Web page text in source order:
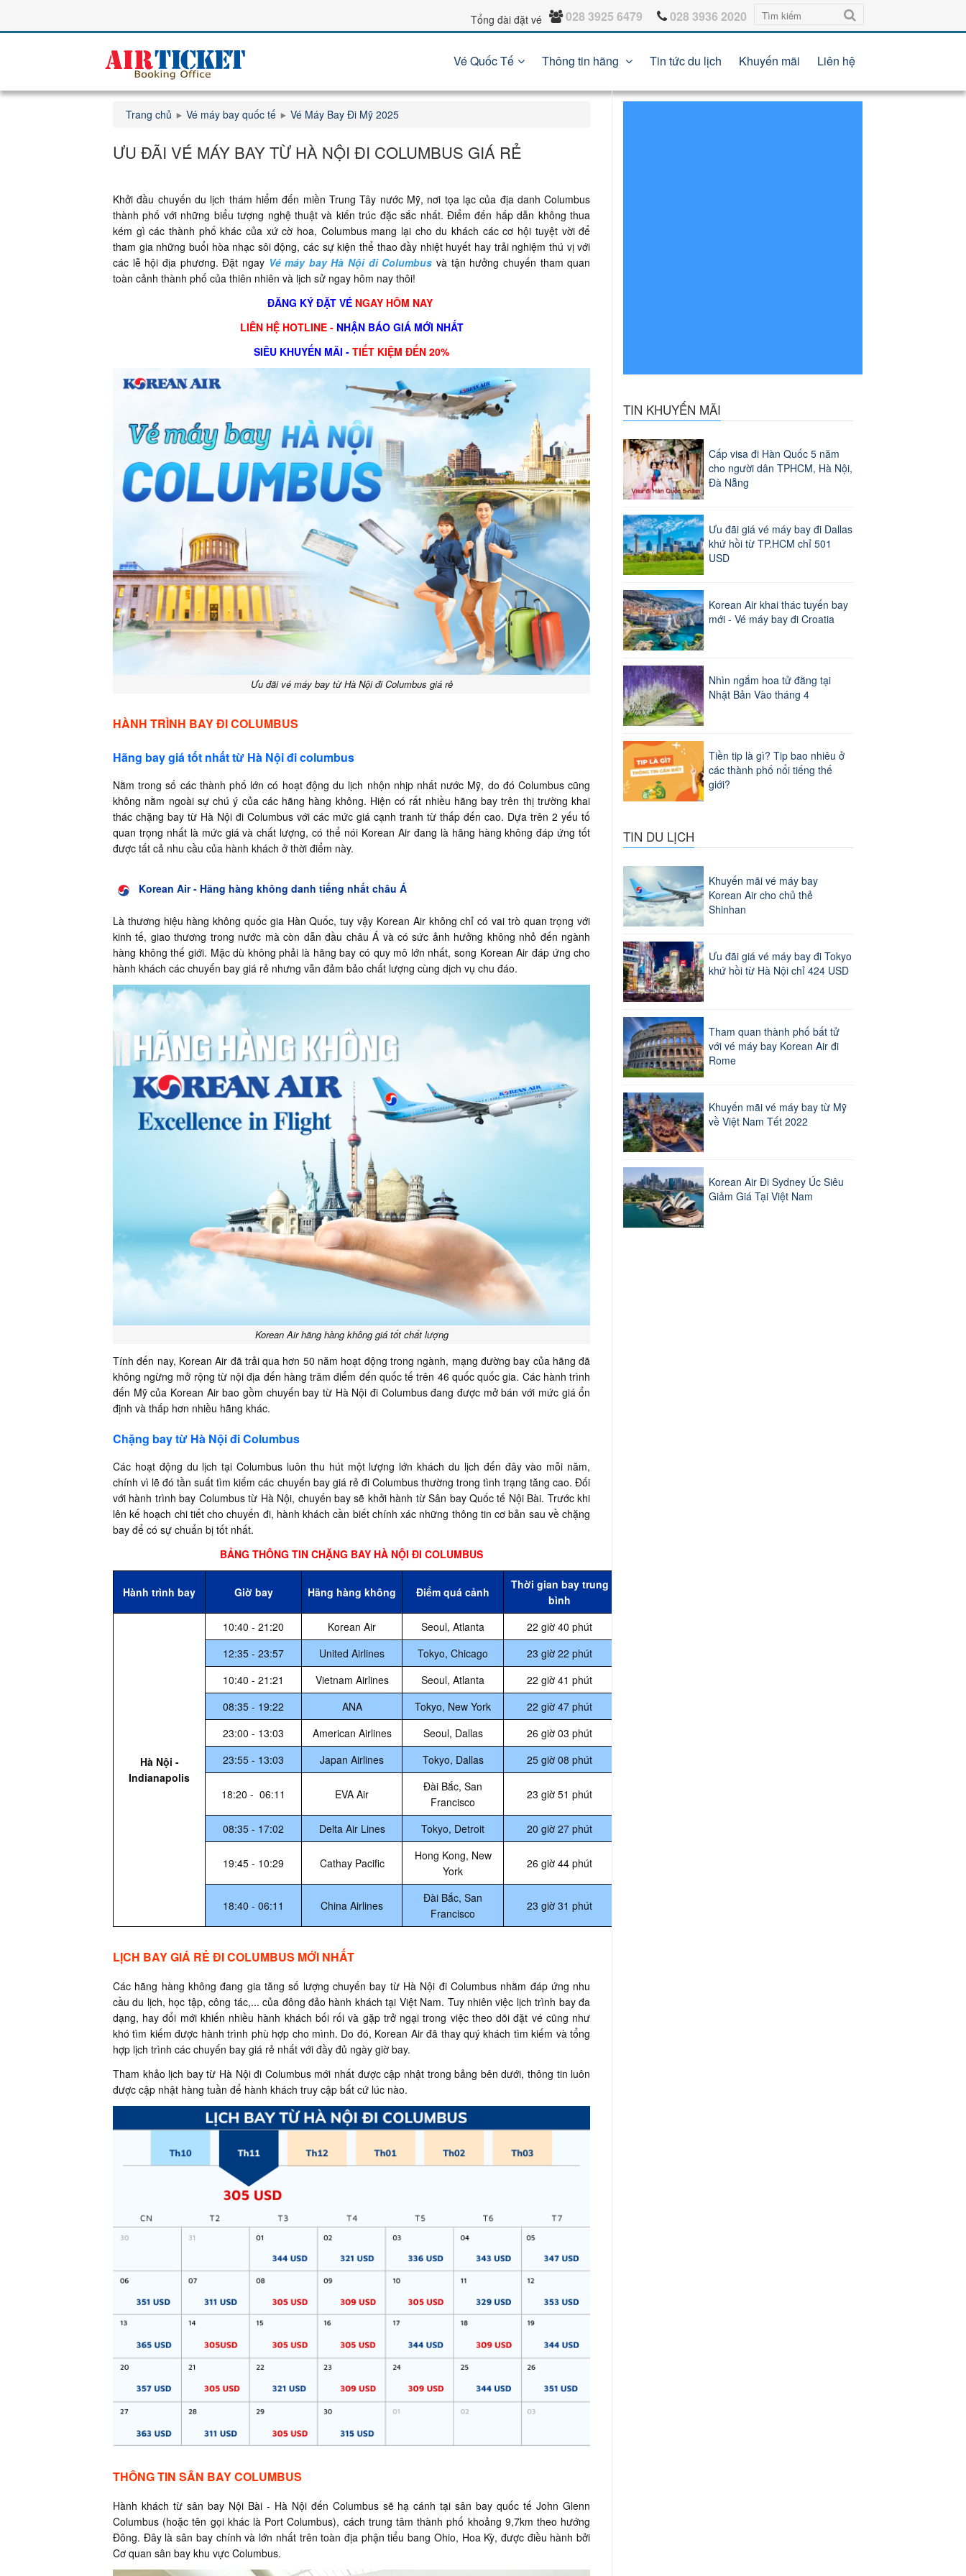
Tổng đài đặt vé 028 3925 6479 028 3936 2020
Vé Quốc Tế Thông tin hãng Tin tức du lịch Khuyến mãi Liên hệ
Trang chủ Vé máy bay quốc tế Vé Máy Bay Đi Mỹ 2025
ƯU ĐÃI VÉ MÁY BAY TỪ HÀ NỘI ĐI COLUMBUS GIÁ RẺ
Khởi đầu chuyến du lịch thám hiểm đến miền Trung Tây nước Mỹ, nơi tọa lạc của địa danh Columbus
thành phố với những biểu tượng nghệ thuật và kiến ​​trúc đặc sắc nhất. Điểm đến hấp dẫn không thua
kém gì các thành phố khác của xứ cờ hoa, Columbus mang lại cho du khách các cơ hội tuyệt vời để
tham gia những buổi hòa nhạc sôi động, các sự kiện thể thao đầy nhiệt huyết hay trải nghiệm thú vị với
các lễ hội địa phương. Đặt ngay Vé máy bay Hà Nội đi Columbus và tận hưởng chuyến tham quan
toàn cảnh thành phố của thiên nhiên và lịch sử ngay hôm nay thôi!
ĐĂNG KÝ ĐẶT VÉ NGAY HÔM NAY
LIÊN HỆ HOTLINE - NHẬN BÁO GIÁ MỚI NHẤT
SIÊU KHUYẾN MÃI -TIẾT KIỆM ĐẾN 20%
Ưu đãi vé máy bay từ Hà Nội đi Columbus giá rẻ
HÀNH TRÌNH BAY ĐI COLUMBUS
Hãng bay giá tốt nhất từ Hà Nội đi columbus
Nằm trong số các thành phố lớn có hoạt động du lịch nhộn nhịp nhất nước Mỹ, do đó Columbus cũng
không nằm ngoài sự chú ý của các hãng hàng không. Hiện có rất nhiều hãng bay trên thị trường khai
thác chặng bay từ Hà Nội đi Columbus với các mức giá cạnh tranh từ thấp đến cao. Dựa trên 2 yếu tố
quan trọng nhất là mức giá và chất lượng, có thể nói Korean Air đang là hãng hàng không đáp ứng tốt
được tất cả nhu cầu của hành khách ở thời điểm này.
Korean Air - Hãng hàng không danh tiếng nhất châu Á
Là thương hiệu hàng không quốc gia Hàn Quốc, tuy vậy Korean Air không chỉ có vai trò quan trọng với
kinh tế, giao thương trong nước mà còn dẫn đầu châu Á và có sức ảnh hưởng không nhỏ đến ngành
hàng không thế giới. Mặc dù không phải là hãng bay có quy mô lớn nhất, song Korean Air đáp ứng cho
hành khách các chuyến bay giá rẻ nhưng vẫn đảm bảo chất lượng cùng dịch vụ chu đáo.
Korean Air hãng hàng không giá tốt chất lượng
Tính đến nay, Korean Air đã trải qua hơn 50 năm hoạt động trong ngành, mạng đường bay của hãng đã
không ngừng mở rộng từ nội địa đến hàng trăm điểm đến quốc tế trên 46 quốc quốc gia. Các hành trình
đến Mỹ của Korean Air bao gồm chuyến bay từ Hà Nội đi Columbus đang được mở bán với mức giá ổn
định và thấp hơn nhiều hãng khác.
Chặng bay từ Hà Nội đi Columbus
Các hoạt động du lịch tại Columbus luôn thu hút một lượng lớn khách du lịch đến đây vào mỗi năm,
chính vì lẽ đó tần suất tìm kiếm các chuyến bay giá rẻ đi Columbus thường trong tình trạng tăng cao. Đối
với hành trình bay Columbus từ Hà Nội, chuyến bay sẽ khởi hành từ Sân bay Quốc tế Nội Bài. Trước khi
lên kế hoạch chi tiết cho chuyến đi, hành khách cần biết chính xác những thông tin cơ bản sau về chặng
bay để có sự chuẩn bị tốt nhất.
BẢNG THÔNG TIN CHẶNG BAY HÀ NỘI ĐI COLUMBUS
Hành trình bay Giờ bay Hãng hàng không Điểm quá cảnh
Thời gian bay trung
bình
Hà Nội -
Indianapolis
10:40 - 21:20 Korean Air Seoul, Atlanta
22 giờ 40 phút
12:35 - 23:57
United Airlines Tokyo, Chicago
23 giờ 22 phút
10:40 - 21:21
Vietnam Airlines Seoul, Atlanta
22 giờ 41 phút
08:35 - 19:22
ANA Tokyo, New York
22 giờ 47 phút
23:00 - 13:03
American Airlines Seoul, Dallas
26 giờ 03 phút
23:55 - 13:03
Japan Airlines Tokyo, Dallas 25 giờ 08 phút
18:20 - 06:11 EVA Air
Đài Bắc, San
Francisco
23 giờ 51 phút
08:35 - 17:02 Delta Air Lines Tokyo, Detroit 20 giờ 27 phút
19:45 - 10:29 Cathay Pacific
Hong Kong, New
York
26 giờ 44 phút
18:40 - 06:11 China Airlines
Đài Bắc, San
Francisco
23 giờ 31 phút
LỊCH BAY GIÁ RẺ ĐI COLUMBUS MỚI NHẤT
Các hãng hàng không đang gia tăng số lượng chuyến bay từ Hà Nội đi Columbus nhằm đáp ứng nhu
cầu du lịch, học tập, công tác,... của đông đảo hành khách tại Việt Nam. Tuy nhiên việc lịch trình bay đa
dạng, hay đổi mới khiến nhiều hành khách bối rối và gặp trở ngại trong việc theo dõi đặt vé cũng như
khó tìm kiếm được hành trình phù hợp cho mình. Do đó, Korean Air đã thay quý khách tìm kiếm và tổng
hợp lịch trình các chuyến bay giá rẻ nhất với đầy đủ ngày giờ bay.
Tham khảo lịch bay từ Hà Nội đi Columbus mới nhất được cập nhật trong bảng bên dưới, thông tin luôn
được cập nhật hàng tuần để hành khách truy cập bất cứ lúc nào.
THÔNG TIN SÂN BAY COLUMBUS
Hành khách từ sân bay Nội Bài - Hà Nội đến Columbus sẽ hạ cánh tại sân bay quốc tế John Glenn
Columbus (hoặc tên gọi khác là Port Columbus), cách trung tâm thành phố khoảng 9,7km theo hướng
Đông. Đây là sân bay chính và lớn nhất trên toàn địa phận tiểu bang Ohio, Hoa Kỳ, được điều hành bởi
Cơ quan sân bay khu vực Columbus.
TIN KHUYẾN MÃI
Cấp visa đi Hàn Quốc 5 năm
cho người dân TPHCM, Hà Nội,
Đà Nẵng
Ưu đãi giá vé máy bay đi Dallas
khứ hồi từ TP.HCM chỉ 501
USD
Korean Air khai thác tuyến bay
mới - Vé máy bay đi Croatia
Nhìn ngắm hoa tử đằng tại
Nhật Bản Vào tháng 4
Tiền tip là gì? Tip bao nhiêu ở
các thành phố nổi tiếng thế
giới?
TIN DU LỊCH
Khuyến mãi vé máy bay
Korean Air cho chủ thẻ
Shinhan
Ưu đãi giá vé máy bay đi Tokyo
khứ hồi từ Hà Nội chỉ 424 USD
Tham quan thành phố bất tử
với vé máy bay Korean Air đi
Rome
Khuyến mãi vé máy bay từ Mỹ
về Việt Nam Tết 2022
Korean Air Đi Sydney Úc Siêu
Giảm Giá Tại Việt Nam